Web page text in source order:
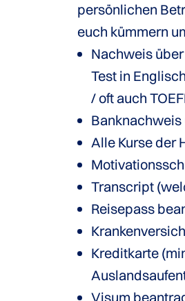
persönlichen
euch kümmern
Nachweis
Test in
/ oft auch
Alle Kurse der
Transcript
Reisepass
Kreditkarte
Visum